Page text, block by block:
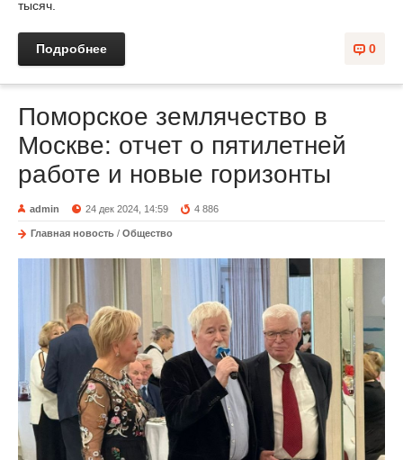
тысяч.
0
Подробнее
Поморское землячество в
Москве: отчет о пятилетней
работе и новые горизонты
admin 24 дек 2024, 14:59 4 886
Главная новость / Общество